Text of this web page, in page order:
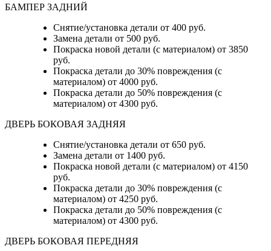
БАМПЕР ЗАДНИЙ
Снятие/установка детали от 400 руб.
Замена детали от 500 руб.
Покраска новой детали (с материалом) от 3850
руб.
Покраска детали до 30% повреждения (с
материалом) от 4000 руб.
Покраска детали до 50% повреждения (с
материалом) от 4300 руб.
ДВЕРЬ БОКОВАЯ ЗАДНЯЯ
Снятие/установка детали от 650 руб.
Замена детали от 1400 руб.
Покраска новой детали (с материалом) от 4150
руб.
Покраска детали до 30% повреждения (с
материалом) от 4250 руб.
Покраска детали до 50% повреждения (с
материалом) от 4300 руб.
ДВЕРЬ БОКОВАЯ ПЕРЕДНЯЯ